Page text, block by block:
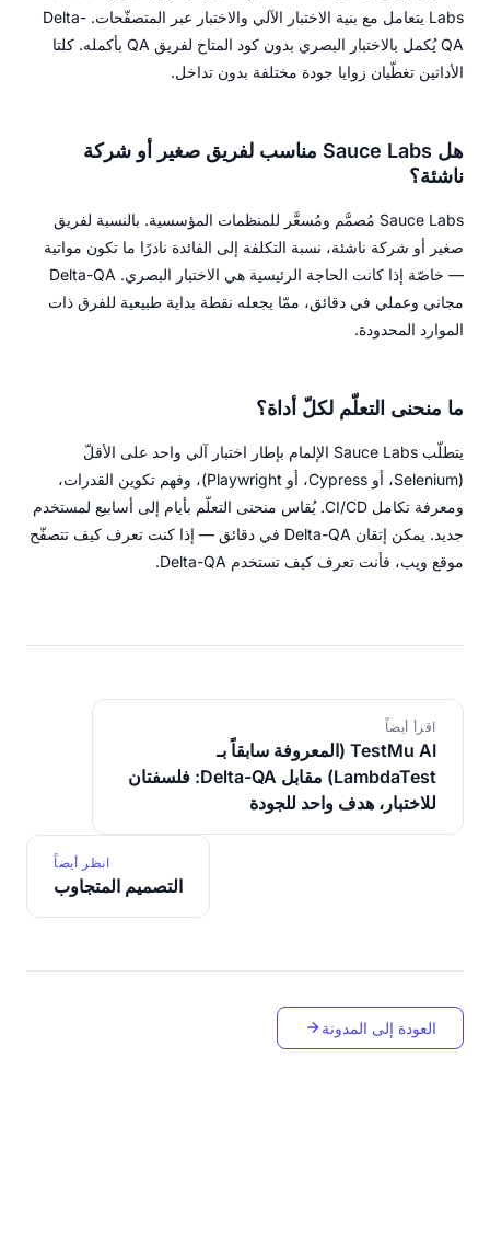
Labs يتعامل مع بنية الاختبار الآلي والاختبار عبر المتصفّحات. Delta-
QA يُكمل بالاختبار البصري بدون كود المتاح لفريق QA بأكمله. كلتا
الأداتين تغطّيان زوايا جودة مختلفة بدون تداخل.
هل Sauce Labs مناسب لفريق صغير أو شركة
ناشئة؟
Sauce Labs مُصمَّم ومُسعَّر للمنظمات المؤسسية. بالنسبة لفريق
صغير أو شركة ناشئة، نسبة التكلفة إلى الفائدة نادرًا ما تكون مواتية
— خاصّة إذا كانت الحاجة الرئيسية هي الاختبار البصري. Delta-QA
مجاني وعملي في دقائق، ممّا يجعله نقطة بداية طبيعية للفرق ذات
الموارد المحدودة.
ما منحنى التعلّم لكلّ أداة؟
يتطلّب Sauce Labs الإلمام بإطار اختبار آلي واحد على الأقلّ
(Selenium، أو Cypress، أو Playwright)، وفهم تكوين القدرات،
ومعرفة تكامل CI/CD. يُقاس منحنى التعلّم بأيام إلى أسابيع لمستخدم
جديد. يمكن إتقان Delta-QA في دقائق — إذا كنت تعرف كيف تتصفّح
موقع ويب، فأنت تعرف كيف تستخدم Delta-QA.
اقرأ أيضاً
TestMu AI (المعروفة سابقاً بـ
LambdaTest) مقابل Delta-QA: فلسفتان
للاختبار، هدف واحد للجودة
انظر أيضاً
التصميم المتجاوب
العودة إلى المدونة